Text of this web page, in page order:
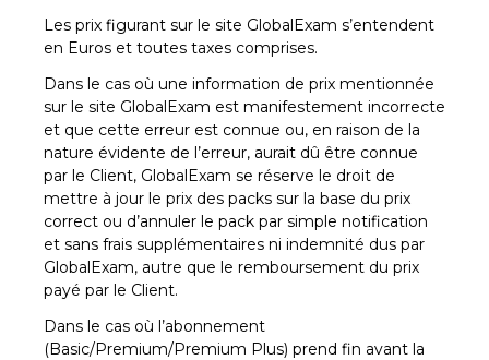
Les prix figurant sur le site GlobalExam s’entendent
en Euros et toutes taxes comprises.
Dans le cas où une information de prix mentionnée
sur le site GlobalExam est manifestement incorrecte
et que cette erreur est connue ou, en raison de la
nature évidente de l’erreur, aurait dû être connue
par le Client, GlobalExam se réserve le droit de
mettre à jour le prix des packs sur la base du prix
correct ou d’annuler le pack par simple notification
et sans frais supplémentaires ni indemnité dus par
GlobalExam, autre que le remboursement du prix
payé par le Client.
Dans le cas où l’abonnement
(Basic/Premium/Premium Plus) prend fin avant la